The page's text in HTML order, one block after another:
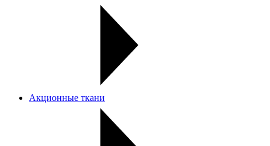
Акционные ткани